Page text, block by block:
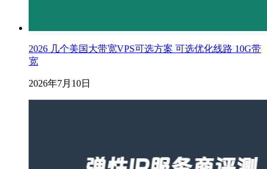
2026 几个美国大带宽VPS可选方案 可选优化线路 10G带
宽
2026年7月10日